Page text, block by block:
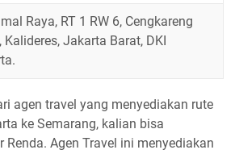
Raya, RT 1 RW 6, Cengkareng
Kalideres, Jakarta Barat, DKI
agen travel yang menyediakan rute
ke Semarang, kalian bisa
Renda. Agen Travel ini menyediakan